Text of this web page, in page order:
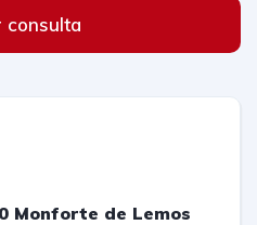
consulta
Monforte de Lemos